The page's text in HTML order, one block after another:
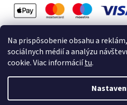
Na prispôsobenie obsahu a
sociálnych médií a analýzu
cookie. Viac informáciítu.